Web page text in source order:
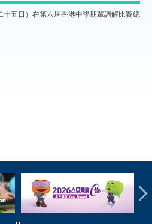
五日）在第六屆香港中學朋輩調解比賽總